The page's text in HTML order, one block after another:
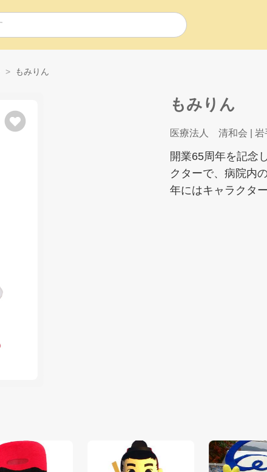
もみりん
もみりん
医療法人 清和会 |
開業65周年を記念
クターで、病院内
年にはキャラクタ